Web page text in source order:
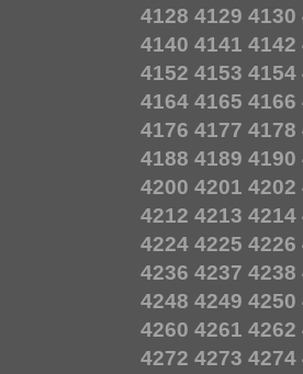
4128 4129 4130
4140 4141 4142
4152 4153 4154
4164 4165 4166
4176 4177 4178
4188 4189 4190
4200 4201 4202
4212 4213 4214
4224 4225 4226
4236 4237 4238
4248 4249 4250
4260 4261 4262
4272 4273 4274